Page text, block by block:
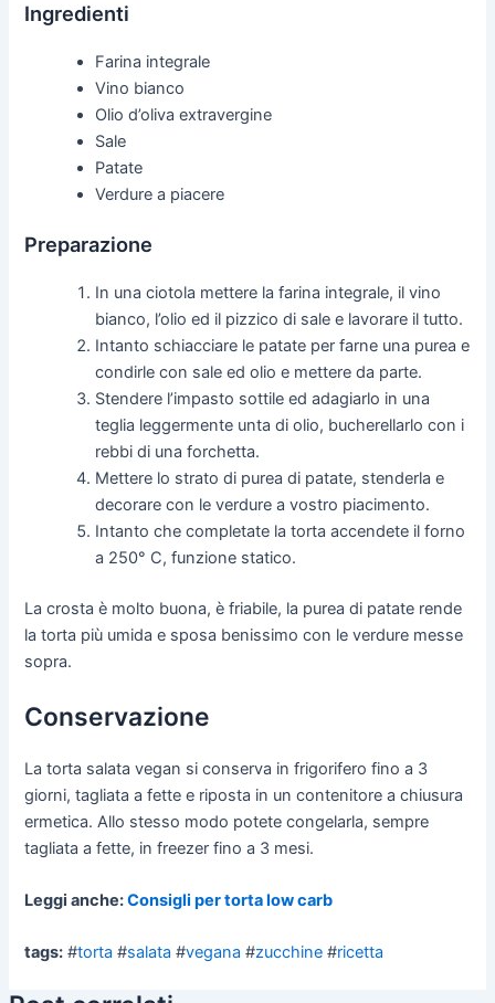
Ingredienti
Farina integrale
Vino bianco
Olio d’oliva extravergine
Sale
Patate
Verdure a piacere
Preparazione
In una ciotola mettere la farina integrale, il vino
bianco, l’olio ed il pizzico di sale e lavorare il tutto.
Intanto schiacciare le patate per farne una purea e
condirle con sale ed olio e mettere da parte.
Stendere l’impasto sottile ed adagiarlo in una
teglia leggermente unta di olio, bucherellarlo con i
rebbi di una forchetta.
Mettere lo strato di purea di patate, stenderla e
decorare con le verdure a vostro piacimento.
Intanto che completate la torta accendete il forno
a 250° C, funzione statico.
La crosta è molto buona, è friabile, la purea di patate rende
la torta più umida e sposa benissimo con le verdure messe
sopra.
Conservazione
La torta salata vegan si conserva in frigorifero fino a 3
giorni, tagliata a fette e riposta in un contenitore a chiusura
ermetica. Allo stesso modo potete congelarla, sempre
tagliata a fette, in freezer fino a 3 mesi.
Leggi anche:Consigli per torta low carb
tags: #torta #salata #vegana #zucchine #ricetta